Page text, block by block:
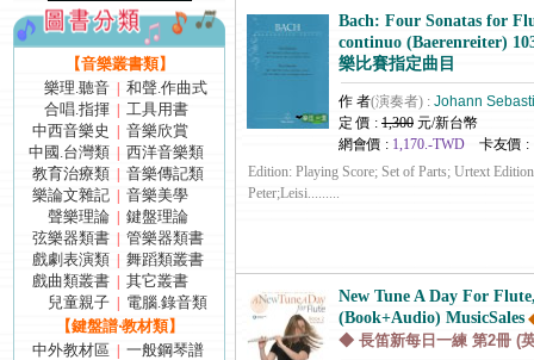
【音樂叢書類】
樂理.聽音
和聲.作曲式
合唱.指揮
工具用書
中西音樂史
音樂欣賞
中國.台灣類
西洋音樂類
教育治療類
音樂傳記類
樂論文雜記
音樂美學
聲樂理論
鍵盤理論
弦樂器類書
管樂器類書
戲劇表演類
舞蹈類叢書
戲曲類叢書
其它叢書
兒童親子
電腦.錄音類
【鍵盤譜‧教材類】
中外教材區
一般鋼琴譜
Bach: Four Sonatas for
continuo (Baerenreiter)
樂比賽指定曲目
作 者(演奏者) : Johann
定 價 : 1,300 元/新台幣
網會價 : 1,170.-TWD 卡友價 :
Edition: Playing Score; Set of Parts; Urtext
Peter;Leisi.........
New Tune A Day For
(Book+Audio) MusicSales
◆ 長笛新每日一練 第2冊 (